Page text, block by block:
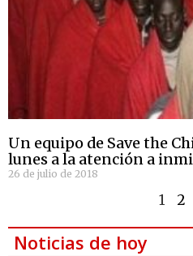
Un equipo de Save the
lunes a la atención a
26 de julio de 2018
1 2
Noticias de hoy